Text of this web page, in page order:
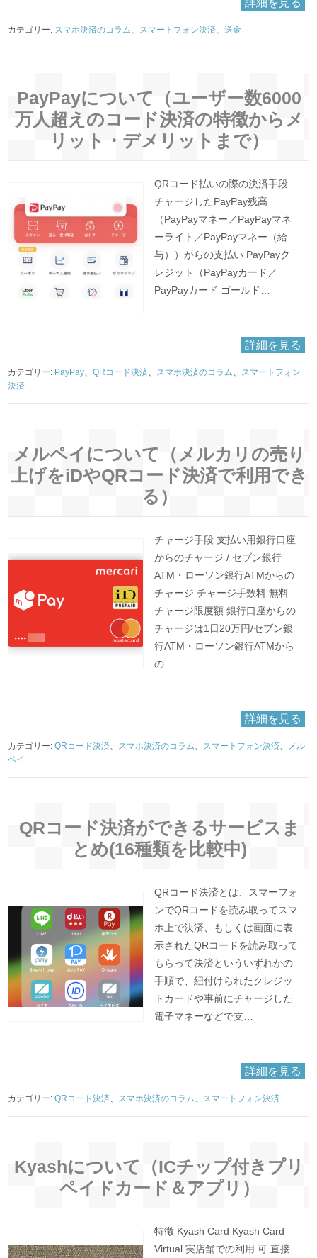
詳細を見る
カテゴリー: スマホ決済のコラム、 スマートフォン決済、送金
PayPayについて（ユーザー数6000
万人超えのコード決済の特徴からメ
リット・デメリットまで）
QRコード払いの際の決済手段
チャージしたPayPay残高
（PayPayマネー／PayPayマネ
ーライト／PayPayマネー（給
与））からの支払い PayPayク
レジット（PayPayカード／
PayPayカード ゴールド…
詳細を見る
カテゴリー: PayPay、QRコード決済、 スマホ決済のコラム、 スマートフォン
決済
メルペイについて（メルカリの売り
上げをiDやQRコード決済で利用でき
る）
チャージ手段 支払い用銀行口座
からのチャージ / セブン銀行
ATM・ローソン銀行ATMからの
チャージ チャージ手数料 無料
チャージ限度額 銀行口座からの
チャージは1日20万円/セブン銀
行ATM・ローソン銀行ATMから
の…
詳細を見る
カテゴリー:QRコード決済、 スマホ決済のコラム、 スマートフォン決済、
メル
ペイ
QRコード決済ができるサービスま
とめ(16種類を比較中)
QRコード決済とは、スマーフォ
ンでQRコードを読み取ってスマ
ホ上で決済、もしくは画面に表
示されたQRコードを読み取って
もらって決済といういずれかの
手順で、紐付けられたクレジッ
トカードや事前にチャージした
電子マネーなどで支…
詳細を見る
カテゴリー:QRコード決済、 スマホ決済のコラム、 スマートフォン決済
Kyashについて（ICチップ付きプリ
ペイドカード＆アプリ）
特徴 Kyash Card Kyash Card
Virtual 実店舗での利用 可 直接